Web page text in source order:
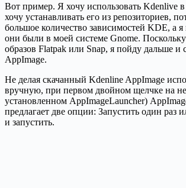
Вот пример. Я хочу использовать Kdenlive
хочу устанавливать его из репозиториев,
большое количество зависимостей KDE, а я
они были в моей системе Gnome.
образов Flatpak или Snap, я пойду дальше и
AppImage.
Не делая скачанный Kdenline AppImage
вручную, при первом двойном щелчке на
установленном AppImageLauncher)
предлагает две опции: Запустить один раз
и запустить.